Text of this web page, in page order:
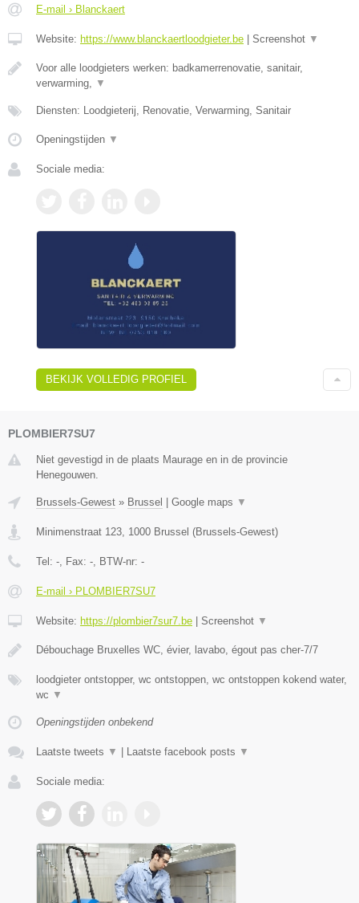
E-mail › Blanckaert
Website: https://www.blanckaertloodgieter.be Screenshot ▼
Voor alle loodgieters werken: badkamerrenovatie, sanitair,
verwarming,
▼
Diensten: Loodgieterij, Renovatie, Verwarming, Sanitair
Openingstijden ▼
Sociale media:
BEKIJK VOLLEDIG PROFIEL
PLOMBIER7SU7
Niet gevestigd in de plaats Maurage en in de provincie
Henegouwen.
Brussels-Gewest » Brussel | Google maps ▼
Minimenstraat 123 1000 Brussel (Brussels-Gewest)
Tel: - , Fax: - , BTW-nr: -
E-mail › PLOMBIER7SU7
Website: https://plombier7sur7.be | Screenshot ▼
Débouchage Bruxelles WC, évier, lavabo, égout pas cher-7/7
loodgieter ontstopper, wc ontstoppen, wc ontstoppen kokend water,
wc ▼
Openingstijden onbekend
Laatste tweets ▼ | Laatste facebook posts ▼
Sociale media: